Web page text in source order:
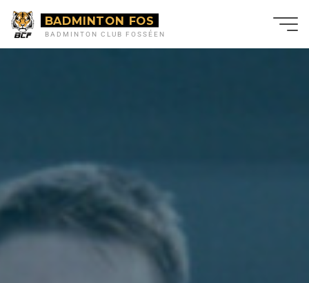
BADMINTON FOS
BADMINTON CLUB FOSSÉEN